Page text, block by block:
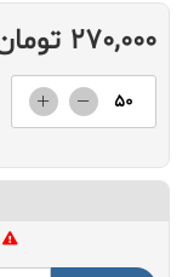
270,000 تومان